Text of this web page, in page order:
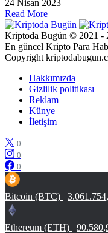
24 Nisan 2023
Read More
Kriptoda Bugün © 2021 -
En güncel Kripto Para
Copyright
Hakkımızda
Gizlilik politikası
Reklam
Künye
İletişim
0
0
0
Bitcoin (BTC)
Ethereum (ETH)